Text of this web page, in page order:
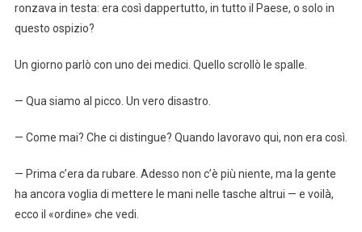
ronzava in testa: era così dappertutto, in tutto il Paese, o solo in
questo ospizio?
Un giorno parlò con uno dei medici. Quello scrollò le spalle.
— Qua siamo al picco. Un vero disastro.
— Come mai? Che ci distingue? Quando lavoravo qui, non era così.
— Prima c’era da rubare. Adesso non c’è più niente, ma la gente
ha ancora voglia di mettere le mani nelle tasche altrui — e voilà,
ecco il «ordine» che vedi.